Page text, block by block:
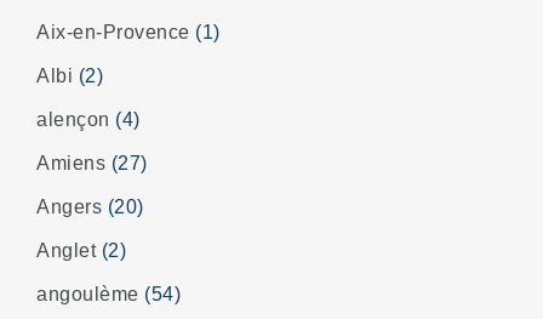
Aix-en-Provence (1)
Albi (2)
alençon (4)
Amiens (27)
Angers (20)
Anglet (2)
angoulème (54)